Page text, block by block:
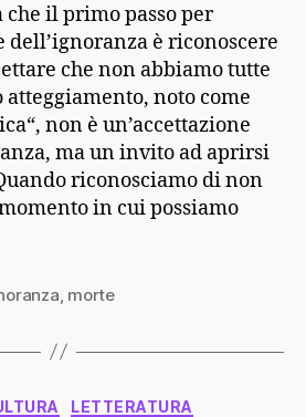
che il primo passo per
dell’ignoranza è riconoscere
che non abbiamo tutte
atteggiamento, noto come
non è un’accettazione
ma un invito ad aprirsi
riconosciamo di non
in cui possiamo
morte
Categorie
LETTERATURA